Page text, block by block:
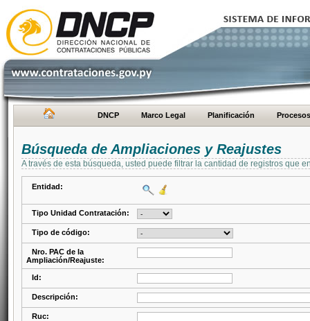
DNCP Marco Legal Planificación Procesos
Búsqueda de Ampliaciones y Reajustes
A través de esta búsqueda, usted puede filtrar la cantidad de registros que
Entidad:
Tipo Unidad Contratación:
Tipo de código:
Nro. PAC de la
Ampliación/Reajuste:
Id:
Descripción:
Ruc: